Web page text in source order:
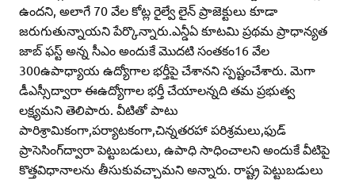
ఉందని, అలాగే 70 వేల కోట్ల రైల్వే లైన్‌ ప్రాజెక్టులు కూడా
జరుగుతున్నాయని పేర్కొన్నారు.ఎన్డీఏ కూటమి ప్రథమ ప్రాధాన్యత
జాబ్‌ ఫస్ట్‌ అన్న సీఎం అందుకే మొదటి సంతకం16 వేల
300ఉపాధ్యాయ ఉద్యోగాల భర్తీపై చేశానని స్పష్టంచేశారు. మెగా
డీఎస్సీద్వారా ఈఉద్యోగాల భర్తీ చేయాలన్నది తమ ప్రభుత్వ
లక్ష్యమని తెలిపారు. వీటితో పాటు
పారిశ్రామికంగా,పర్యాటకంగా,చిన్నతరహా పరిశ్రమలు,ఫుడ్‌
ప్రాసెసింగ్‌ద్వారా పెట్టుబడులు, ఉపాధి సాధించాలని అందుకే వీటిపై
కొత్తవిధానాలను తీసుకువచ్చామని అన్నారు. రాష్ట్ర పెట్టుబడులు